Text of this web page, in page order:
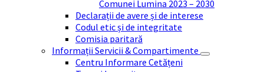
Comunei Lumina 2023 – 2030
Declarații de avere și de interese
Codul etic și de integritate
Comisia paritară
Informații Servicii & Compartimente
Centru Informare Cetățeni